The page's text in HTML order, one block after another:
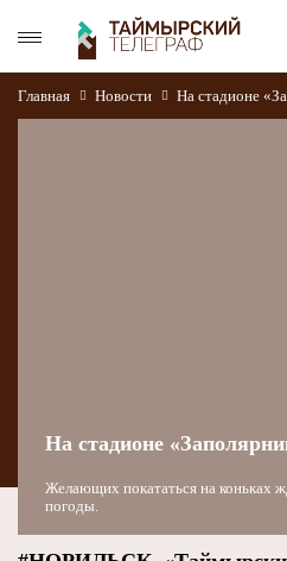
Главная Новости На стадионе
На стадионе
Желающих покататься на коньках
погоды.